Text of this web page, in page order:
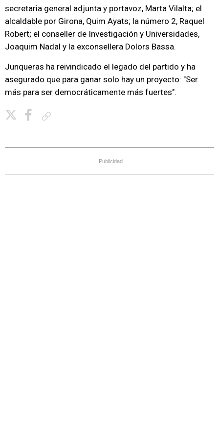
secretaria general adjunta y portavoz, Marta Vilalta; el
alcaldable por Girona, Quim Ayats; la número 2, Raquel
Robert; el conseller de Investigación y Universidades,
Joaquim Nadal y la exconsellera Dolors Bassa.
Junqueras ha reivindicado el legado del partido y ha
asegurado que para ganar solo hay un proyecto: "Ser
más para ser democráticamente más fuertes".
Publicidad